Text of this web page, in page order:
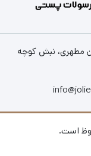
مطهری، نبش کوچه
است.